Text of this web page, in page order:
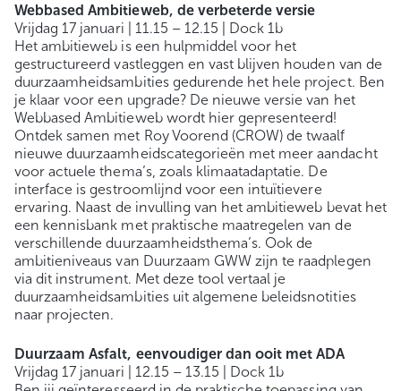
Webbased Ambitieweb, de verbeterde versie
Vrijdag 17 januari | 11.15 – 12.15 | Dock 1b
Het ambitieweb is een hulpmiddel voor het
gestructureerd vastleggen en vast blijven houden van de
duurzaamheidsambities gedurende het hele project. Ben
je klaar voor een upgrade? De nieuwe versie van het
Webbased Ambitieweb wordt hier gepresenteerd!
Ontdek samen met Roy Voorend (CROW) de twaalf
nieuwe duurzaamheidscategorieën met meer aandacht
voor actuele thema’s, zoals klimaatadaptatie. De
interface is gestroomlijnd voor een intuïtievere
ervaring. Naast de invulling van het ambitieweb bevat het
een kennisbank met praktische maatregelen van de
verschillende duurzaamheidsthema’s. Ook de
ambitieniveaus van Duurzaam GWW zijn te raadplegen
via dit instrument. Met deze tool vertaal je
duurzaamheidsambities uit algemene beleidsnotities
naar projecten.
Duurzaam Asfalt, eenvoudiger dan ooit met ADA
Vrijdag 17 januari | 12.15 – 13.15 | Dock 1b